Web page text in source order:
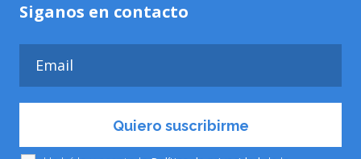
Siganos en contacto